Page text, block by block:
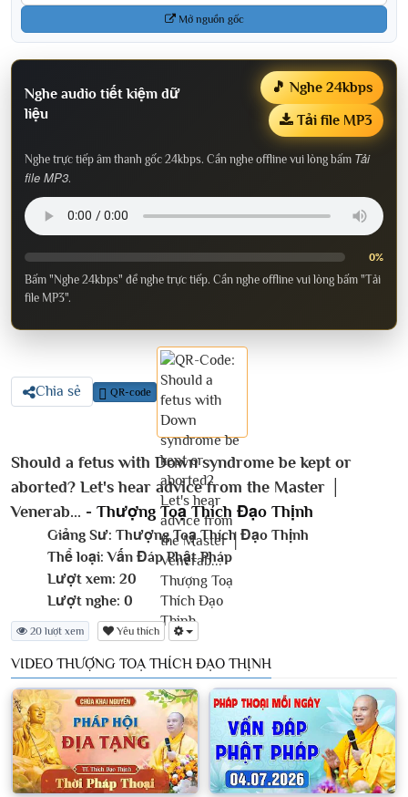
Mở nguồn gốc
Nghe audio tiết kiệm dữ
liệu
🎵 Nghe 24kbps
Tải file MP3
Nghe trực tiếp âm thanh gốc 24kbps. Cần nghe offline vui lòng bấm Tải
file MP3.
0%
Bấm "Nghe 24kbps" để nghe trực tiếp. Cần nghe offline vui lòng bấm "Tải
file MP3".
Chia sẻ QR-code
Should a fetus with Down syndrome be kept or
aborted? Let's hear advice from the Master │
Venerab... - Thượng Toạ Thích Đạo Thịnh
Giảng Sư: Thượng Toạ Thích Đạo Thịnh
Thể loại: Vấn Đáp Phật Pháp
Lượt xem: 20
Lượt nghe: 0
20 lượt xem Yêu thích
VIDEO THƯỢNG TOẠ THÍCH ĐẠO THỊNH